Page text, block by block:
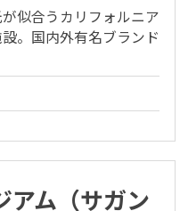
International official
differ from Japanese website.
似合うカリフォルニア
。国内外有名ブランド
アム（サガン